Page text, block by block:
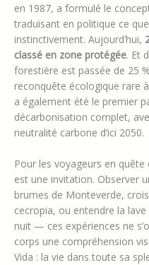
en 1987, a formulé le
traduisant en politique ce
instinctivement. Aujourd’hui,
classé en zone protégée. Et
forestière est passée de 25
reconquête écologique rare
a également été le premier
décarbonisation complet,
neutralité carbone d’ici 2050.
Pour les voyageurs en
est une invitation. Observer
brumes de Monteverde,
cecropia, ou entendre la
nuit — ces expériences ne
corps une compréhension
Vida : la vie dans toute sa